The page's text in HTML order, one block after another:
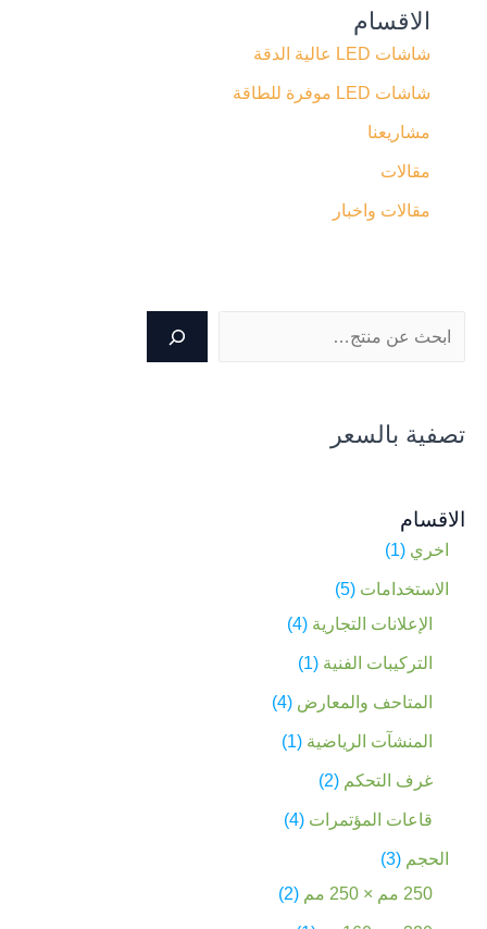
الاقسام
شاشات LED عالية الدقة
شاشات LED موفرة للطاقة
مشاريعنا
مقالات
مقالات واخبار
تصفية بالسعر
الاقسام
اخري 1
الاستخدامات 5
الإعلانات التجارية 4
التركيبات الفنية 1
المتاحف والمعارض 4
المنشآت الرياضية 1
غرف التحكم 2
قاعات المؤتمرات 4
الحجم
3
250 مم × 250 مم
2